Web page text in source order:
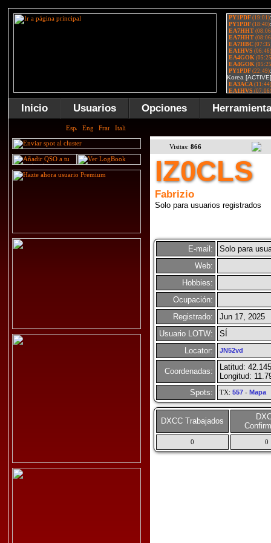
Inicio Usuarios Opciones
Visitas: 866
IZ0CLS
Fabrizio
Solo para usuarios registrados
E-mail:
Solo para
Web:
Hobbies:
Ocupación:
Registrado:
Jun 17, 2025
Usuario LOTW:
SÍ
Locator:
JN52vd
Coordenadas:
Latitud:
Longitud:
Spots:
TX: 557- Mapa
DXCC Trabajados
0 0